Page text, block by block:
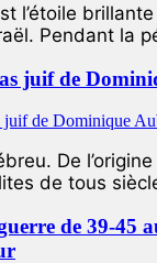
l’étoile
Pendant la
juif de
De
de tous
de 39-45